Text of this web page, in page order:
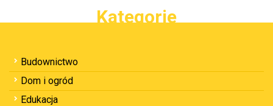
Kategorie
Budownictwo
Dom i ogród
Edukacja